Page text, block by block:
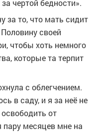
чертой бедности».
за то, что мать сидит
своей
чтобы хоть немного
которые та терпит
с облегчением.
в саду, и я за неё не
от
пару месяцев мне на